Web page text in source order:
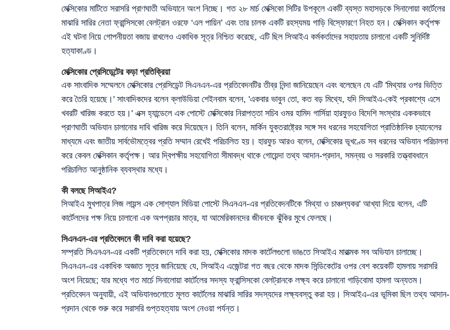
মেক্সিকোর মাটিতে সরাসরি প্রাণঘাতী অভিযানে অংশ নিচ্ছে। গত ২৮ মার্চ মেক্সিকো সিটির উপকূলে একটি ব্যস্ত মহাসড়কে সিনালোয়া কার্টেলের
মাঝারি সারির নেতা ফ্রান্সিসকো বেলট্রান ওরফে ‘এল পায়িন’ এবং তার চালক একটি রহস্যময় গাড়ি বিস্ফোরণে নিহত হন। মেক্সিকান কর্তৃপক্ষ
এই ঘটনা নিয়ে গোপনীয়তা বজায় রাখলেও একাধিক সূত্র নিশ্চিত করেছে, এটি ছিল সিআইএ কর্মকর্তাদের সহায়তায় চালানো একটি সুনির্দিষ্ট
হত্যাকাণ্ড।
মেক্সিকোর প্রেসিডেন্টের কড়া প্রতিক্রিয়া
এক সাংবাদিক সম্মেলনে মেক্সিকোর প্রেসিডেন্ট সিএনএন-এর প্রতিবেদনটির তীব্র নিন্দা জানিয়েছেন এবং বলেছেন যে এটি 'মিথ্যার ওপর ভিত্তি
করে তৈরি হয়েছে।' সাংবাদিকদের বলেন ক্লাউডিয়া শেইনবাম বলেন, 'একবার ভাবুন তো, কত বড় মিথ্যে, যদি সিআইএ-কেই প্রকাশ্যে এসে
খবরটি খারিজ করতে হয়।' এক্স হ্যান্ডেলে এক পোস্টে মেক্সিকোর নিরাপত্তা সচিব ওমর হামিদ গার্সিয়া হারফুচও বিদেশি সংস্থার এককভাবে
প্রাণঘাতী অভিযান চালানোর দাবি খারিজ করে দিয়েছেন। তিনি বলেন, মার্কিন যুক্তরাষ্ট্রের সঙ্গে সব ধরনের সহযোগিতা প্রাতিষ্ঠানিক চ্যানেলের
মাধ্যমে এবং জাতীয় সার্বভৌমত্বের প্রতি সম্মান রেখেই পরিচালিত হয়। হারফুচ আরও বলেন, মেক্সিকোর ভূখণ্ডে সব ধরনের অভিযান পরিচালনা
করে কেবল মেক্সিকান কর্তৃপক্ষ। আর দ্বিপক্ষীয় সহযোগিতা সীমাবদ্ধ থাকে গোয়েন্দা তথ্য আদান-প্রদান, সমন্বয় ও সরকারি তত্ত্বাবধানে
পরিচালিত আনুষ্ঠানিক ব্যবস্থার মধ্যে।
কী বলছে সিআইএ?
সিআইএ মুখপাত্র লিজ লায়ন্স এক সোশ্যাল মিডিয়া পোস্টে সিএনএন-এর প্রতিবেদনটিকে 'মিথ্যা ও চাঞ্চল্যকর' আখ্যা দিয়ে বলেন, এটি
কার্টেলদের পক্ষ নিয়ে চালানো এক অপপ্রচার মাত্র, যা আমেরিকানদের জীবনকে ঝুঁকির মুখে ফেলছে।
সিএনএন-এর প্রতিবেদনে কী দাবি করা হয়েছে?
সম্প্রতি সিএনএন-এর একটি প্রতিবেদনে দাবি করা হয়, মেক্সিকোর মাদক কার্টেলগুলো ভাঙতে সিআইএ মারাত্মক সব অভিযান চালাচ্ছে।
সিএনএন-এর একাধিক অজ্ঞাত সূত্র জানিয়েছে যে, সিআইএ এজেন্টরা গত বছর থেকে মাদক সিন্ডিকেটের ওপর বেশ কয়েকটি হামলায় সরাসরি
অংশ নিয়েছে; যার মধ্যে গত মার্চে সিনালোয়া কার্টেলের সদস্য ফ্রান্সিসকো বেলট্রানকে লক্ষ্য করে চালানো গাড়িবোমা হামলা অন্যতম।
প্রতিবেদন অনুযায়ী, এই অভিযানগুলোতে মূলত কার্টেলের মাঝারি সারির সদস্যদের লক্ষ্যবস্তু করা হয়। সিআইএ-এর ভূমিকা ছিল তথ্য আদান-
প্রদান থেকে শুরু করে সরাসরি গুপ্তহত্যায় অংশ নেওয়া পর্যন্ত।